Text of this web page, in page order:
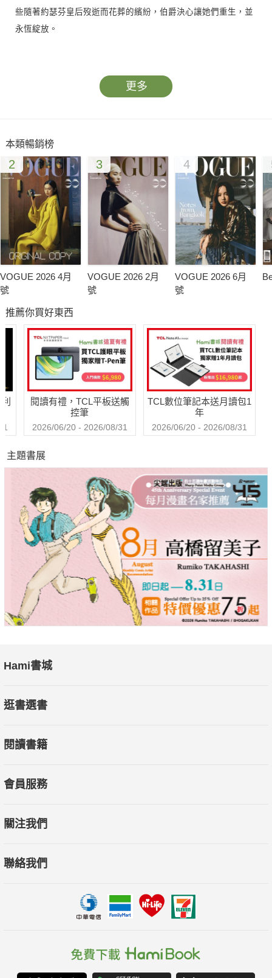
些隨著約瑟芬皇后歿逝而花葬的繽紛，伯爵決心讓她們重生，並
永恆綻放。
更多
本類暢銷榜
2
VOGUE 2026 4月
號
3
VOGUE 2026 2月
號
4
VOGUE 2026 6月
號
推薦你買好東西
閱讀有禮，TCL平板送觸
控筆
2026/06/20 - 2026/08/31
TCL數位筆記本送月讀包1
年
2026/06/20 - 2026/08/31
主題書展
Hami書城
逛書選書
閱讀書籍
會員服務
關注我們
聯絡我們